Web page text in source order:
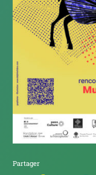
Partager